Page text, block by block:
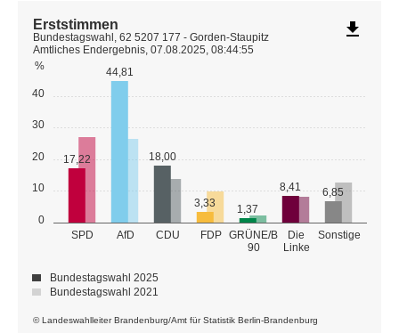
0
10
20
30
40
%
SPD AfD CDU FDP GRÜNE/B
90
Die
Linke
Sonstige
17,22
44,81
18,00
3,33 1,37
8,41 6,85
© Landeswahlleiter Brandenburg/Amt für Statistik Berlin-Brandenburg
Erststimmen
Bundestagswahl, 62 5207 177 - Gorden-Staupitz
Amtliches Endergebnis, 07.08.2025, 08:44:55
Bundestagswahl 2025
Bundestagswahl 2021
file_download